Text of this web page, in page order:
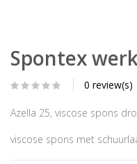
Spontex
0 review(s)
Azella 25, viscose spons
viscose spons met